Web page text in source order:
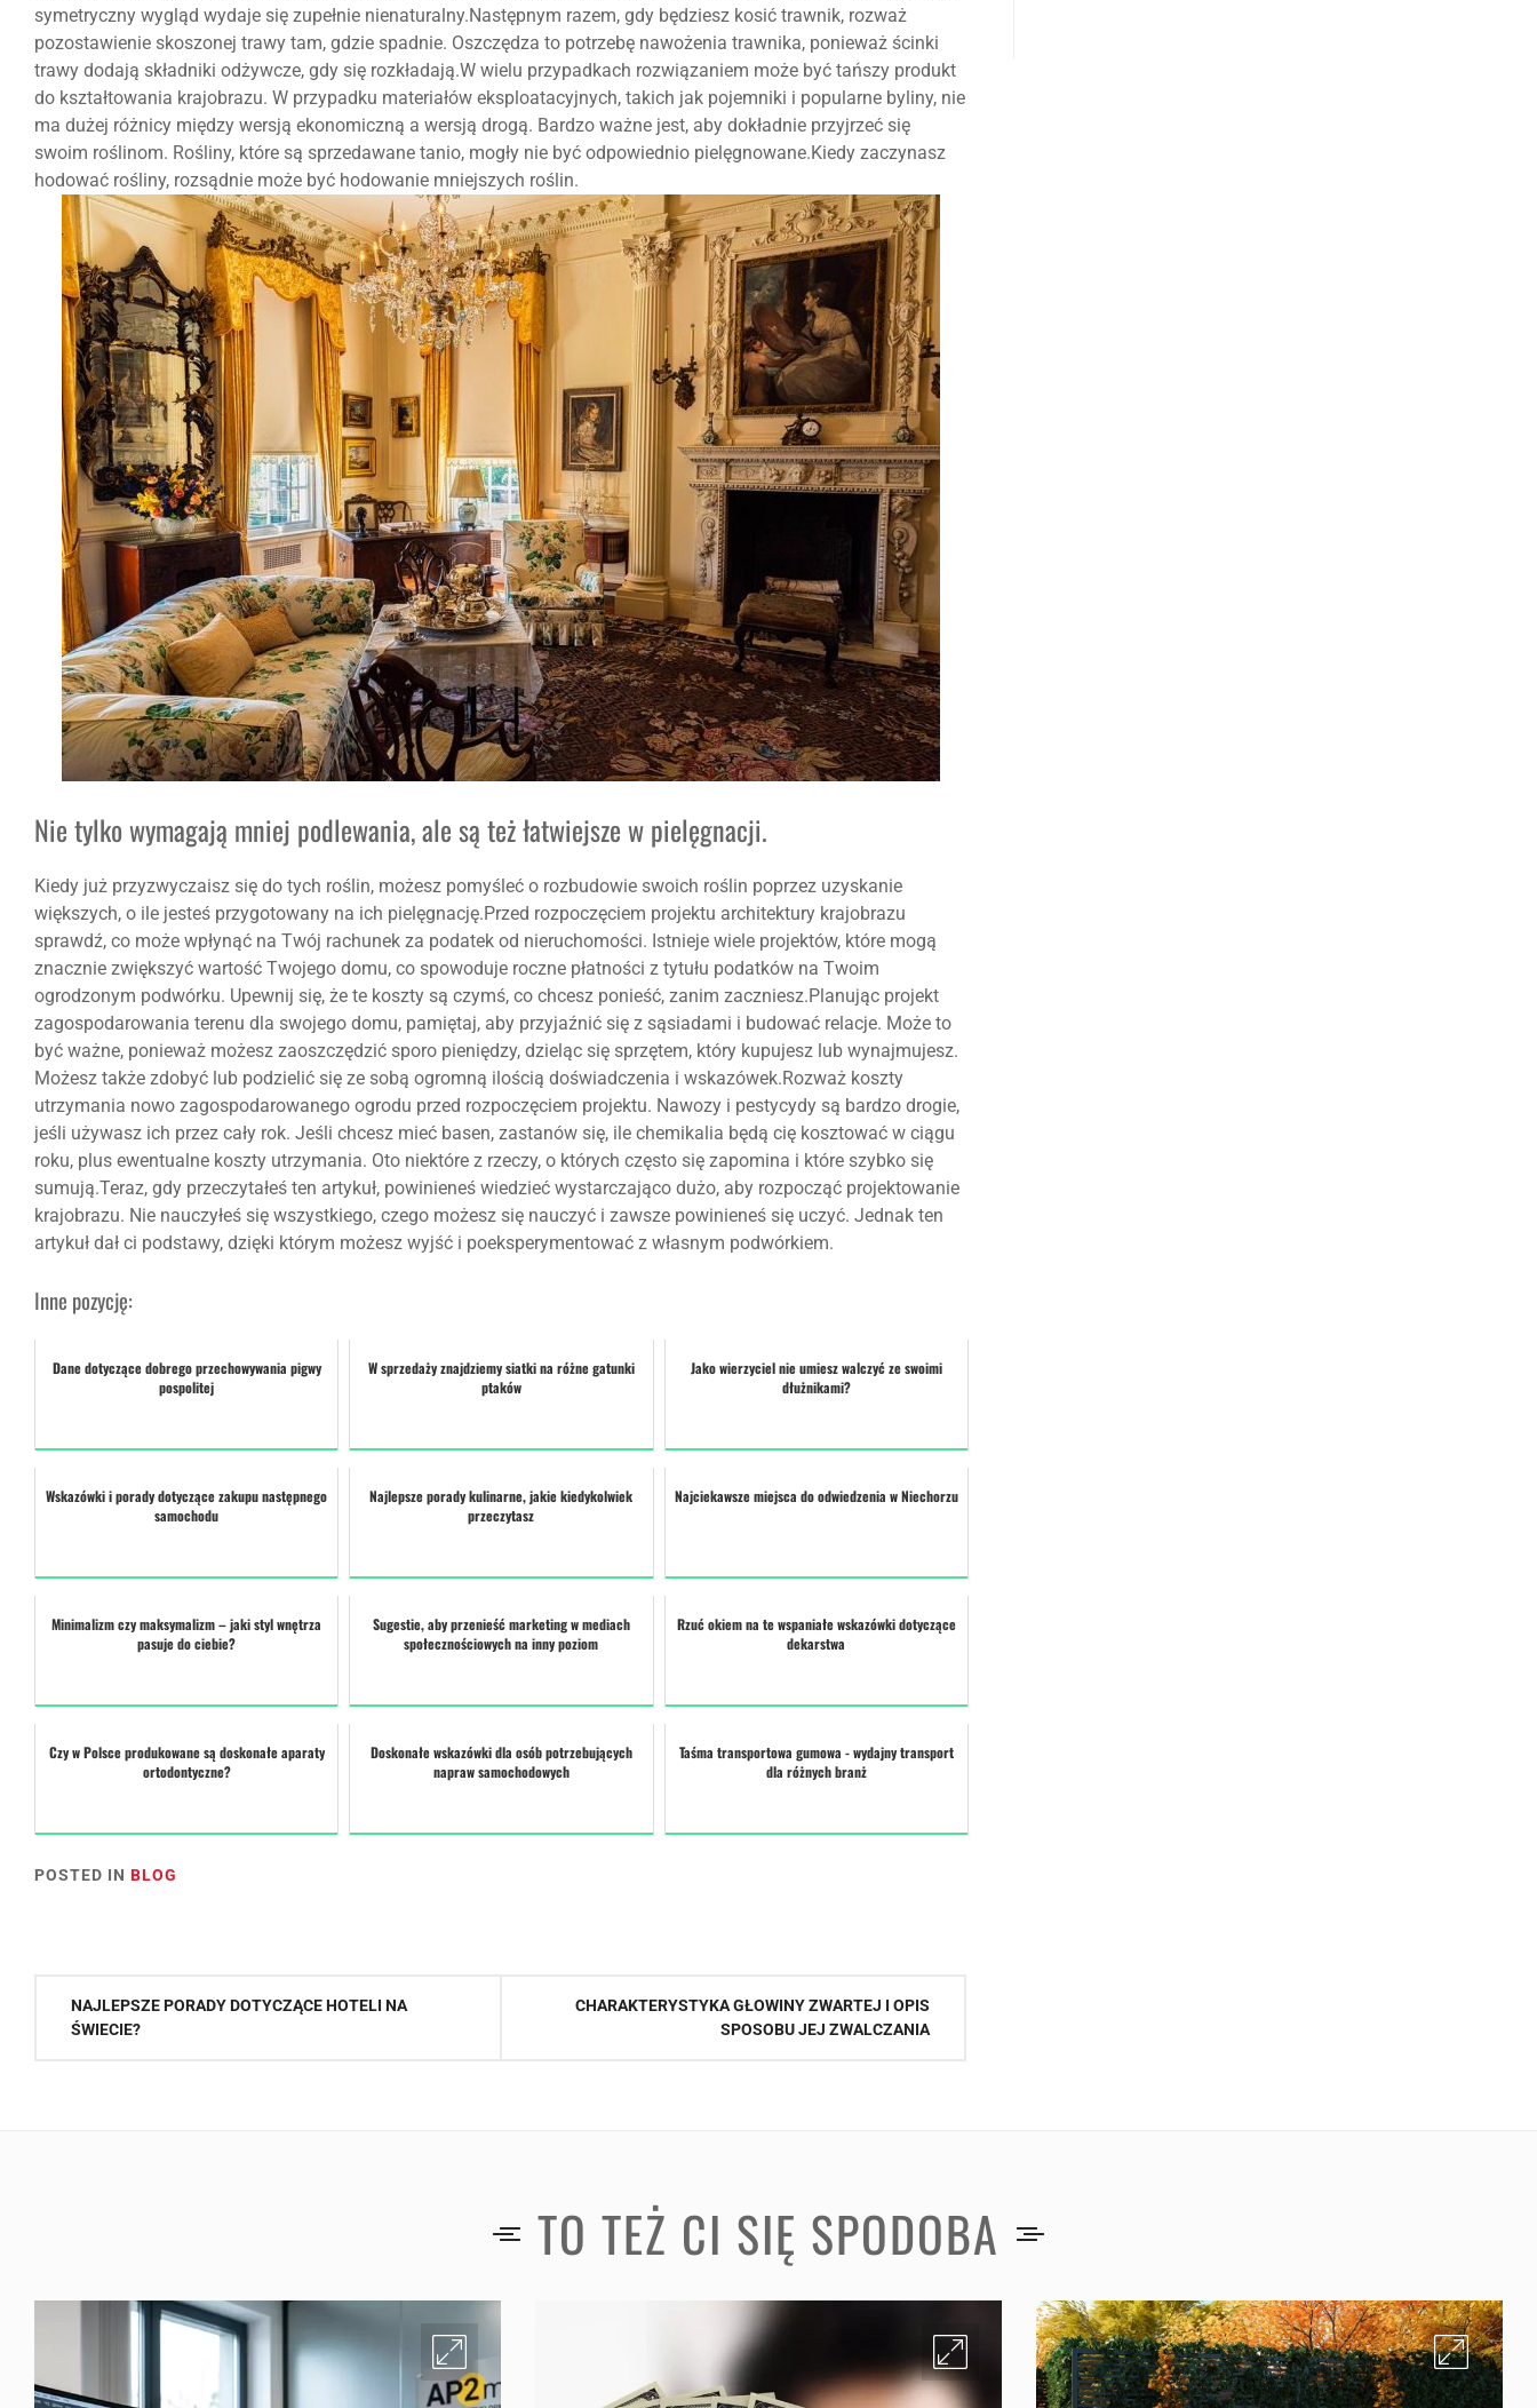
symetryczny wygląd wydaje się zupełnie nienaturalny.Następnym razem, gdy będziesz kosić trawnik, rozważ
pozostawienie skoszonej trawy tam, gdzie spadnie. Oszczędza to potrzebę nawożenia trawnika, ponieważ ścinki
trawy dodają składniki odżywcze, gdy się rozkładają.W wielu przypadkach rozwiązaniem może być tańszy produkt
do kształtowania krajobrazu. W przypadku materiałów eksploatacyjnych, takich jak pojemniki i popularne byliny, nie
ma dużej różnicy między wersją ekonomiczną a wersją drogą. Bardzo ważne jest, aby dokładnie przyjrzeć się
swoim roślinom. Rośliny, które są sprzedawane tanio, mogły nie być odpowiednio pielęgnowane.Kiedy zaczynasz
hodować rośliny, rozsądnie może być hodowanie mniejszych roślin.
Nie tylko wymagają mniej podlewania, ale są też łatwiejsze w pielęgnacji.
Kiedy już przyzwyczaisz się do tych roślin, możesz pomyśleć o rozbudowie swoich roślin poprzez uzyskanie
większych, o ile jesteś przygotowany na ich pielęgnację.Przed rozpoczęciem projektu architektury krajobrazu
sprawdź, co może wpłynąć na Twój rachunek za podatek od nieruchomości. Istnieje wiele projektów, które mogą
znacznie zwiększyć wartość Twojego domu, co spowoduje roczne płatności z tytułu podatków na Twoim
ogrodzonym podwórku. Upewnij się, że te koszty są czymś, co chcesz ponieść, zanim zaczniesz.Planując projekt
zagospodarowania terenu dla swojego domu, pamiętaj, aby przyjaźnić się z sąsiadami i budować relacje. Może to
być ważne, ponieważ możesz zaoszczędzić sporo pieniędzy, dzieląc się sprzętem, który kupujesz lub wynajmujesz.
Możesz także zdobyć lub podzielić się ze sobą ogromną ilością doświadczenia i wskazówek.Rozważ koszty
utrzymania nowo zagospodarowanego ogrodu przed rozpoczęciem projektu. Nawozy i pestycydy są bardzo drogie,
jeśli używasz ich przez cały rok. Jeśli chcesz mieć basen, zastanów się, ile chemikalia będą cię kosztować w ciągu
roku, plus ewentualne koszty utrzymania. Oto niektóre z rzeczy, o których często się zapomina i które szybko się
sumują.Teraz, gdy przeczytałeś ten artykuł, powinieneś wiedzieć wystarczająco dużo, aby rozpocząć projektowanie
krajobrazu. Nie nauczyłeś się wszystkiego, czego możesz się nauczyć i zawsze powinieneś się uczyć. Jednak ten
artykuł dał ci podstawy, dzięki którym możesz wyjść i poeksperymentować z własnym podwórkiem.
Inne pozycję:
Dane dotyczące dobrego przechowywania pigwy
pospolitej
W sprzedaży znajdziemy siatki na różne gatunki
ptaków
Jako wierzyciel nie umiesz walczyć ze swoimi
dłużnikami?
Wskazówki i porady dotyczące zakupu następnego
samochodu
Najlepsze porady kulinarne, jakie kiedykolwiek
przeczytasz
Najciekawsze miejsca do odwiedzenia w Niechorzu
Minimalizm czy maksymalizm – jaki styl wnętrza
pasuje do ciebie?
Sugestie, aby przenieść marketing w mediach
społecznościowych na inny poziom
Rzuć okiem na te wspaniałe wskazówki dotyczące
dekarstwa
Czy w Polsce produkowane są doskonałe aparaty
ortodontyczne?
Doskonałe wskazówki dla osób potrzebujących
napraw samochodowych
Taśma transportowa gumowa - wydajny transport
dla różnych branż
POSTED IN BLOG
Nawigacja
wpisu
NAJLEPSZE PORADY DOTYCZĄCE HOTELI NA
ŚWIECIE?
CHARAKTERYSTYKA GŁOWINY ZWARTEJ I OPIS
SPOSOBU JEJ ZWALCZANIA
TO TEŻ CI SIĘ SPODOBA